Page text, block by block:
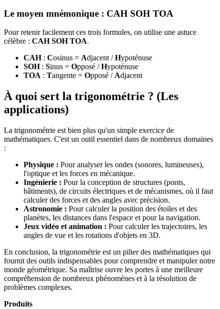
Le moyen mnémonique : CAH SOH TOA
Pour retenir facilement ces trois formules, on utilise une astuce
célèbre : CAH SOH TOA.
CAH: Cosinus = Adjacent /Hypoténuse
SOH: Sinus = Opposé /Hypoténuse
TOA : Tangente = Opposé / Adjacent
À quoi sert la trigonométrie ? (Les
applications)
La trigonométrie est bien plus qu'un simple exercice de
mathématiques. C'est un outil essentiel dans de nombreux domaines
:
Physique : Pour analyser les ondes (sonores, lumineuses),
l'optique et les forces en mécanique.
Ingénierie : Pour la conception de structures (ponts,
bâtiments), de circuits électriques et de mécanismes, où il faut
calculer des forces et des angles avec précision.
Astronomie : Pour calculer la position des étoiles et des
planètes, les distances dans l'espace et pour la navigation.
Jeux vidéo et animation : Pour calculer les trajectoires, les
angles de vue et les rotations d'objets en 3D.
En conclusion, la trigonométrie est un pilier des mathématiques qui
fournit des outils indispensables pour comprendre et manipuler notre
monde géométrique. Sa maîtrise ouvre les portes à une meilleure
compréhension de nombreux phénomènes et à la résolution de
problèmes complexes.
Produits